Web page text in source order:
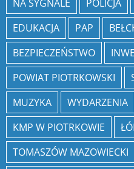
NA SYGNALE
POLICJA
EDUKACJA
PAP
BEZPIECZEŃSTWO
POWIAT PIOTRKOWSKI
MUZYKA
WYDARZENIA
KMP W PIOTRKOWIE
TOMASZÓW MAZOWIECKI